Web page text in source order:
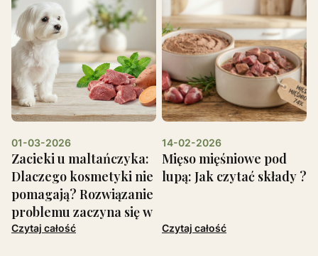
świadomych wyborów konsumenckich. W poniższym
wpisie pokazujemy całą prawdę o psich odchodach
oraz to, jaki mają wpływ na środowisko. Pokażemy Ci,
czego z psią kupą nie robić, gdzie jej nie wyrzucać i
jak możesz zminimalizować jej wpływ na planetę.
01-03-2026
Zacieki u maltańczyka:
Dlaczego kosmetyki nie
pomagają? Rozwiązanie
problemu zaczyna się w
misce
Czytaj całość
14-02-2026
Mięso mięśniowe pod
lupą: Jak czytać składy ?
Czytaj całość